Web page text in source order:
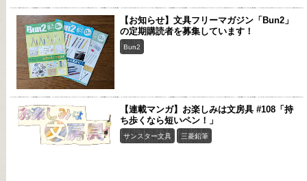
【お知らせ】文具フリーマガジン「Bun2」
の定期購読者を募集しています！
Bun2
【連載マンガ】お楽しみは文房具 #108「持
ち歩くなら短いペン！」
サンスター文具 三菱鉛筆